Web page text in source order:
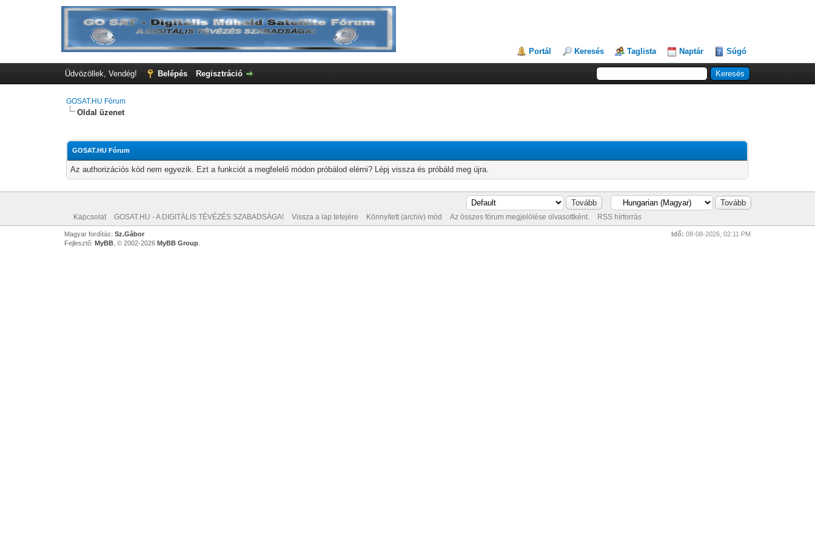
Portál Keresés Taglista Naptár Súgó
Üdvözöllek, Vendég! Belépés Regisztráció
GOSAT.HU Fórum
Oldal üzenet
GOSAT.HU Fórum
Az authorizációs kód nem egyezik. Ezt a funkciót a megfelelő módon próbálod elérni? Lépj vissza és próbáld meg újra.
Kapcsolat GOSAT.HU - A DIGITÁLIS TÉVÉZÉS SZABADSÁGA! Vissza a lap tetejére Könnyített (archív) mód Az összes fórum megjelölése olvasottként. RSS hírforrás
Idő: 08-08-2026, 02:11 PM
Magyar fordítás: Sz.Gábor
Fejlesztő: MyBB, © 2002-2026 MyBB Group.